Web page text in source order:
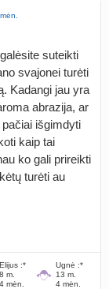
suteikti
svajonei turėti
Kadangi jau yra
abrazija, ar
išgimdyti
kaip tai
ko gali prireikti
turėti au
Elijus :*
8 m.
4 mėn.
Ugnė :*
13 m.
4 mėn.